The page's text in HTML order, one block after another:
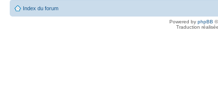
Index du forum
Powered by phpBB
Traduction